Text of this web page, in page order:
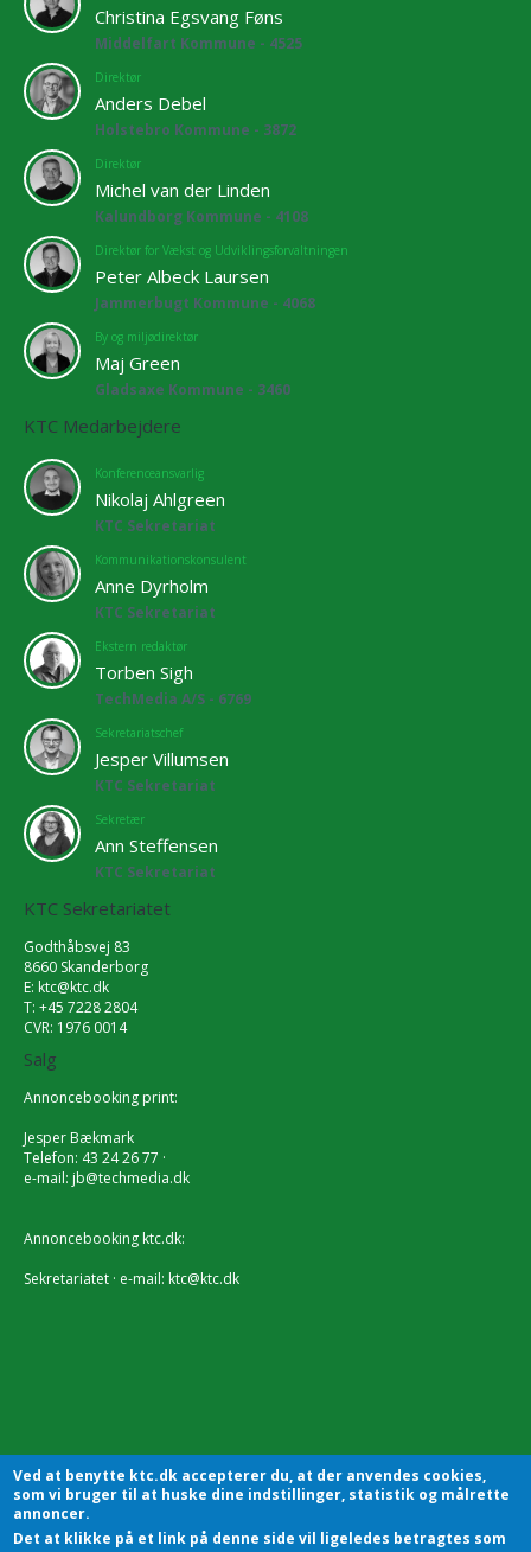
Christina Egsvang Føns
Middelfart Kommune - 4525
Direktør
Anders Debel
Holstebro Kommune - 3872
Direktør
Michel van der Linden
Kalundborg Kommune - 4108
Direktør for Vækst og Udviklingsforvaltningen
Peter Albeck Laursen
Jammerbugt Kommune - 4068
By og miljødirektør
Maj Green
Gladsaxe Kommune - 3460
KTC Medarbejdere
Konferenceansvarlig
Nikolaj Ahlgreen
KTC Sekretariat
Kommunikationskonsulent
Anne Dyrholm
KTC Sekretariat
Ekstern redaktør
Torben Sigh
TechMedia A/S - 6769
Sekretariatschef
Jesper Villumsen
KTC Sekretariat
Sekretær
Ann Steffensen
KTC Sekretariat
KTC Sekretariatet
Godthåbsvej 83
8660 Skanderborg
E: ktc@ktc.dk
T: +45 7228 2804
CVR: 1976 0014
Salg
Annoncebooking print:
Jesper Bækmark
Telefon: 43 24 26 77 ·
e-mail: jb@techmedia.dk
Annoncebooking ktc.dk:
Sekretariatet · e-mail: ktc@ktc.dk
Ved at benytte ktc.dk accepterer du, at der anvendes cookies,
som vi bruger til at huske dine indstillinger, statistik og målrette
annoncer.
Det at klikke på et link på denne side vil ligeledes betragtes som